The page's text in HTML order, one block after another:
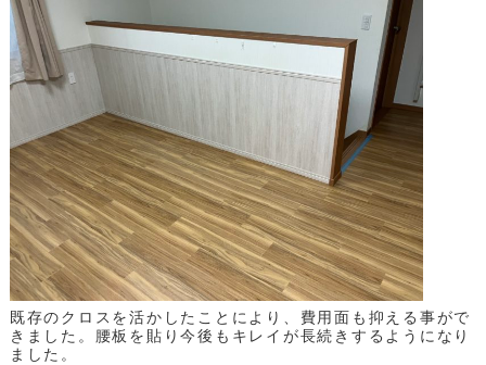
既存のクロスを活かしたことにより、費用面も抑える事がで
きました。腰板を貼り今後もキレイが長続きするようになり
ました。